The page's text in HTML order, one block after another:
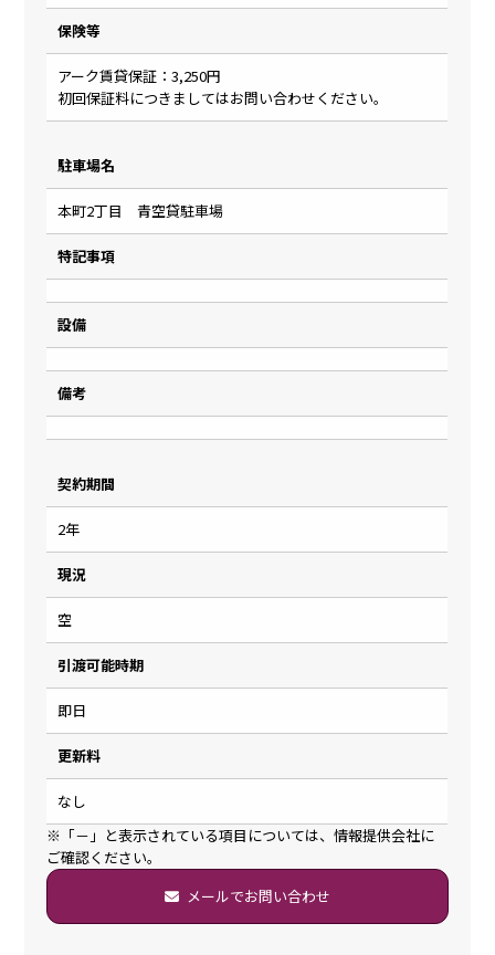
保険等
アーク賃貸保証：3,250円
初回保証料につきましてはお問い合わせください。
駐車場名
本町2丁目 青空貸駐車場
特記事項
設備
備考
契約期間
2年
現況
空
引渡可能時期
即日
更新料
なし
※「－」と表示されている項目については、情報提供会社に
ご確認ください。
メールでお問い合わせ